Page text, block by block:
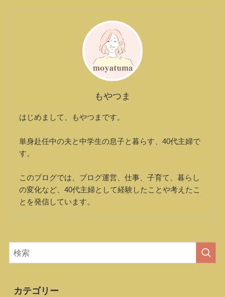
もやつま
はじめまして、もやつまです。
単身赴任中の夫と中学生の息子と暮らす、40代主婦で
す。
このブログでは、ブログ運営、仕事、子育て、暮らし
の変化など、40代主婦として経験したことや考えたこ
とを発信しています。
カテゴリー